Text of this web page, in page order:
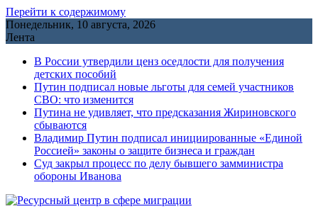
Перейти к содержимому
Понедельник, 10 августа, 2026
Лента
В России утвердили ценз оседлости для получения
детских пособий
Путин подписал новые льготы для семей участников
СВО: что изменится
Путина не удивляет, что предсказания Жириновского
сбываются
Владимир Путин подписал инициированные «Единой
Россией» законы о защите бизнеса и граждан
Cуд закрыл процесс по делу бывшего замминистра
обороны Иванова